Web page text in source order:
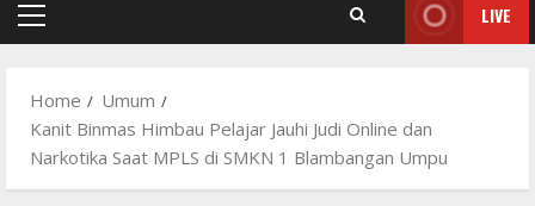
Primary
LIVE
Home
Umum
Kanit Binmas Himbau Pelajar Jauhi Judi Online dan
Narkotika Saat MPLS di SMKN 1 Blambangan Umpu